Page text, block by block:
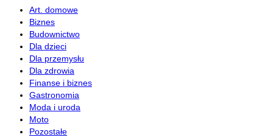
Art. domowe
Biznes
Budownictwo
Dla dzieci
Dla przemysłu
Dla zdrowia
Finanse i biznes
Gastronomia
Moda i uroda
Moto
Pozostałe